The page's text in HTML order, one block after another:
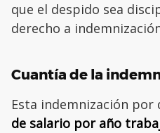
que el despido sea
derecho a
Cuantía de la
Esta indemnización por
de salario por año